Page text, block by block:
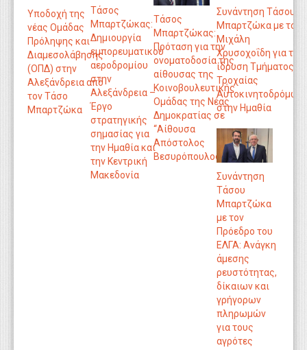
Υποδοχή της
νέας Ομάδας
Πρόληψης και
Διαμεσολάβησης
(ΟΠΔ) στην
Αλεξάνδρεια από
τον Τάσο
Μπαρτζώκα
Τάσος
Μπαρτζώκας:
Δημιουργία
εμπορευματικού
αεροδρομίου
στην
Αλεξάνδρεια –
Έργο
στρατηγικής
σημασίας για
την Ημαθία και
την Κεντρική
Μακεδονία
Τάσος
Μπαρτζώκας:
Πρόταση για την
ονοματοδοσία της
αίθουσας της
Κοινοβουλευτικής
Ομάδας της Νέας
Δημοκρατίας σε
“Αίθουσα
Απόστολος
Βεσυρόπουλος”
Συνάντηση Τάσου
Μπαρτζώκα με τον
Μιχάλη
Χρυσοχοΐδη για την
ίδρυση Τμήματος
Τροχαίας
Αυτοκινητοδρόμων
στην Ημαθία
Συνάντηση
Τάσου
Μπαρτζώκα
με τον
Πρόεδρο του
ΕΛΓΑ: Ανάγκη
άμεσης
ρευστότητας,
δίκαιων και
γρήγορων
πληρωμών
για τους
αγρότες